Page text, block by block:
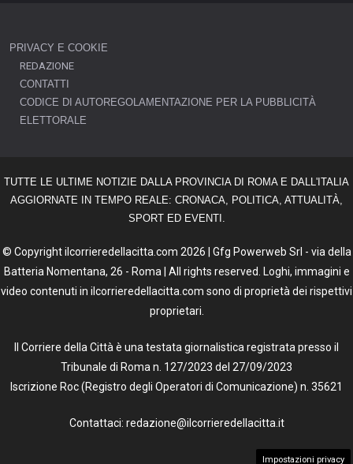
PRIVACY E COOKIE
REDAZIONE
CONTATTI
CODICE DI AUTOREGOLAMENTAZIONE PER LA PUBBLICITÀ
ELETTORALE
TUTTE LE ULTIME NOTIZIE DALLA PROVINCIA DI ROMA E DALL'ITALIA
AGGIORNATE IN TEMPO REALE: CRONACA, POLITICA, ATTUALITÀ,
SPORT ED EVENTI.
© Copyright ilcorrieredellacitta.com 2026 | Gfg Powerweb Srl - via della
Batteria Nomentana, 26 - Roma | All rights reserved. Loghi, immagini e
video contenuti in ilcorrieredellacitta.com sono di proprietà dei rispettivi
proprietari.
Il Corriere della Città è una testata giornalistica registrata presso il
Tribunale di Roma n. 127/2023 del 27/09/2023
Iscrizione Roc (Registro degli Operatori di Comunicazione) n. 35621
Contattaci: redazione@ilcorrieredellacitta.it
Impostazioni privacy